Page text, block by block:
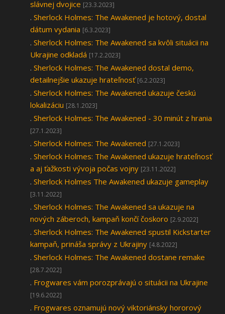
slávnej dvojice [23.3.2023]
. Sherlock Holmes: The Awakened je hotový, dostal
dátum vydania [6.3.2023]
. Sherlock Holmes: The Awakened sa kvôli situácii na
Ukrajine odkladá [17.2.2023]
. Sherlock Holmes: The Awakened dostal demo,
detailnejšie ukazuje hrateľnosť [6.2.2023]
. Sherlock Holmes: The Awakened ukazuje českú
lokalizáciu [28.1.2023]
. Sherlock Holmes: The Awakened - 30 minút z hrania
[27.1.2023]
. Sherlock Holmes: The Awakened [27.1.2023]
. Sherlock Holmes: The Awakened ukazuje hrateľnosť
a aj ťažkosti vývoja počas vojny [23.11.2022]
. Sherlock Holmes The Awakened ukazuje gameplay
[3.11.2022]
. Sherlock Holmes: The Awakened sa ukazuje na
nových záberoch, kampaň končí čoskoro [2.9.2022]
. Sherlock Holmes: The Awakened spustil Kickstarter
kampaň, prináša správy z Ukrajiny [4.8.2022]
. Sherlock Holmes: The Awakened dostane remake
[28.7.2022]
. Frogwares vám porozprávajú o situácii na Ukrajine
[19.6.2022]
. Frogwares oznamujú nový viktoriánsky hororový